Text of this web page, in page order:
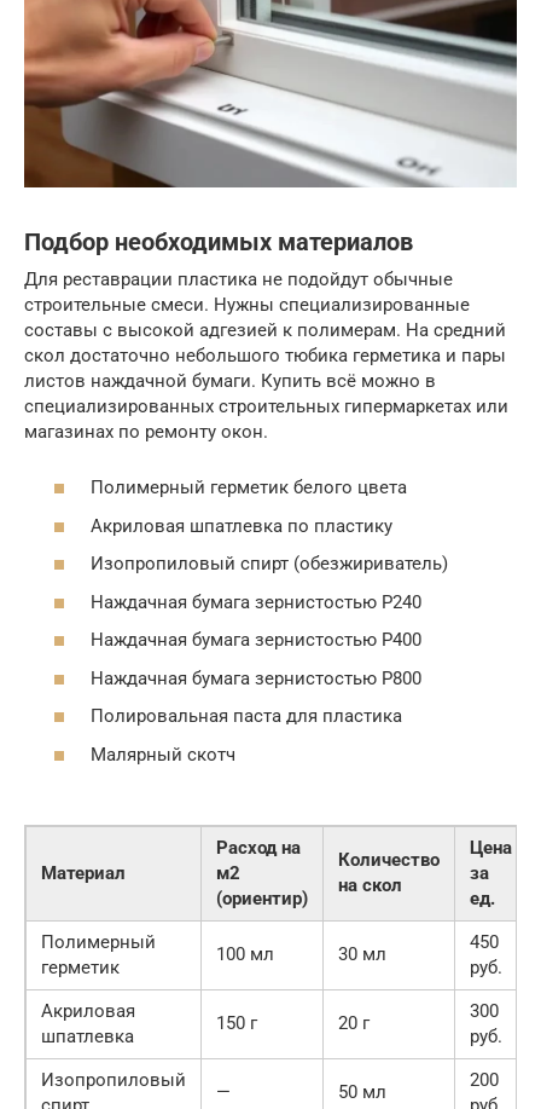
Подбор необходимых материалов
Для реставрации пластика не подойдут обычные
строительные смеси. Нужны специализированные
составы с высокой адгезией к полимерам. На средний
скол достаточно небольшого тюбика герметика и пары
листов наждачной бумаги. Купить всё можно в
специализированных строительных гипермаркетах или
магазинах по ремонту окон.
Полимерный герметик белого цвета
Акриловая шпатлевка по пластику
Изопропиловый спирт (обезжириватель)
Наждачная бумага зернистостью P240
Наждачная бумага зернистостью P400
Наждачная бумага зернистостью P800
Полировальная паста для пластика
Малярный скотч
Материал
Расход на
м2
(ориентир)
Количество
на скол
Цена
за
ед.
Полимерный
герметик
100 мл 30 мл
450
руб.
Акриловая
шпатлевка
150 г 20 г
300
руб.
Изопропиловый
— 50 мл
200